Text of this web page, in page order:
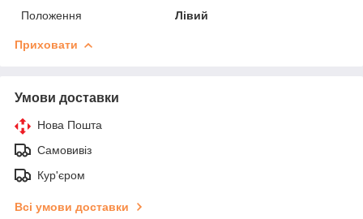
Положення
Лівий
Приховати
Умови доставки
Нова Пошта
Самовивіз
Кур'єром
Всі умови доставки